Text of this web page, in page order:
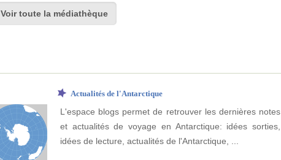
Voir toute la médiathèque
Actualités de l'Antarctique
L'espace blogs permet de retrouver les dernières notes
et actualités de voyage en Antarctique: idées sorties,
idées de lecture, actualités de l'Antarctique, ...